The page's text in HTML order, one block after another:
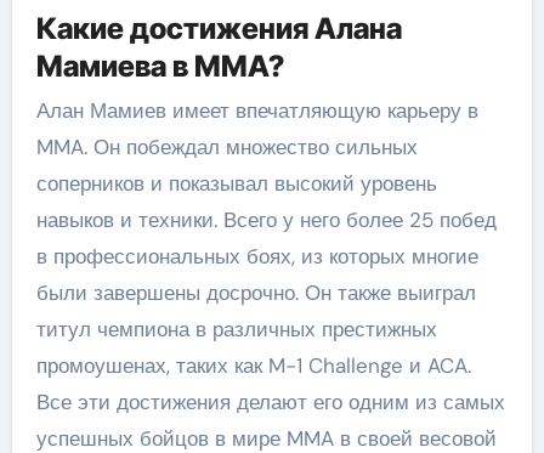
Какие достижения Алана
Мамиева в MMA?
Алан Мамиев имеет впечатляющую карьеру в
MMA. Он побеждал множество сильных
соперников и показывал высокий уровень
навыков и техники. Всего у него более 25 побед
в профессиональных боях, из которых многие
были завершены досрочно. Он также выиграл
титул чемпиона в различных престижных
промоушенах, таких как M-1 Challenge и ACA.
Все эти достижения делают его одним из самых
успешных бойцов в мире MMA в своей весовой